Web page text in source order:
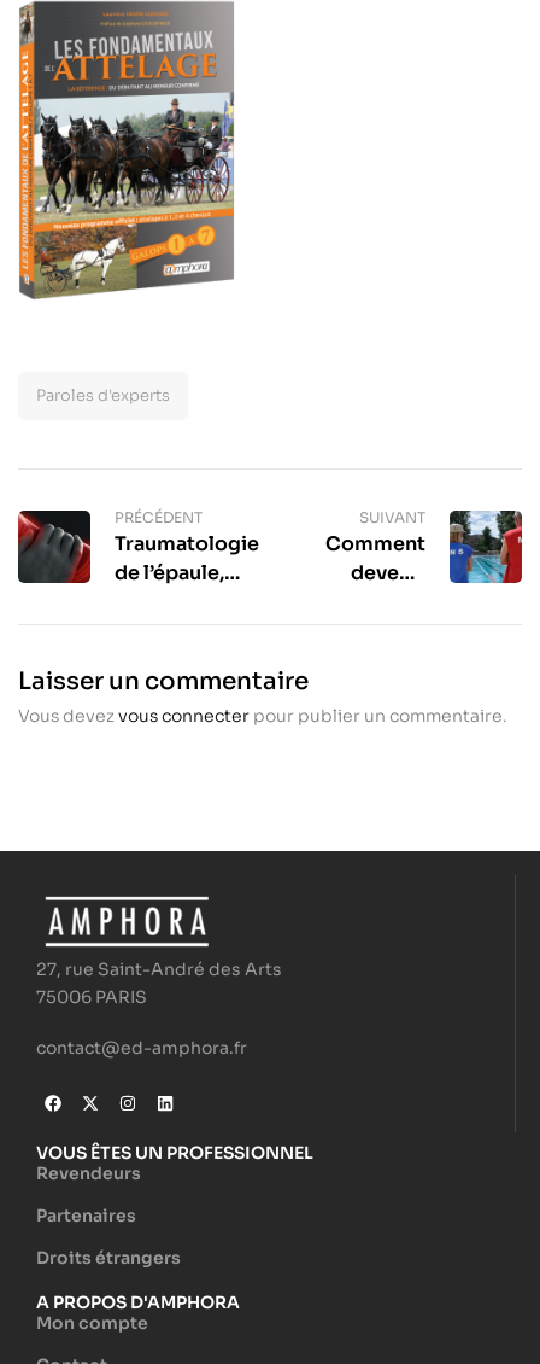
Paroles d'experts
PRÉCÉDENT
Traumatologie
de l’épaule,
prévention
SUIVANT
Comment
devenir
nageur à
Laisser un commentaire
Vous devezvous connecter pour publier un commentaire.
27, rue Saint-André des Arts
75006 PARIS
contact@ed-amphora.fr
VOUS ÊTES UN PROFESSIONNEL
Revendeurs
Partenaires
Droits étrangers
A PROPOS D'AMPHORA
Mon compte